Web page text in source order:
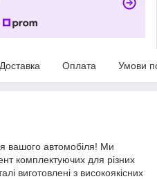
Доставка Оплата Умови
вашого автомобіля! Ми
комплектуючих для різних
виготовлені з високоякісних